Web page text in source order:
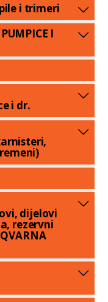
i trimeri
I
i dr.
dijelovi
rezervni